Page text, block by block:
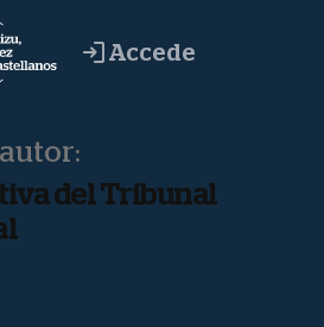
Accede
del Tribunal